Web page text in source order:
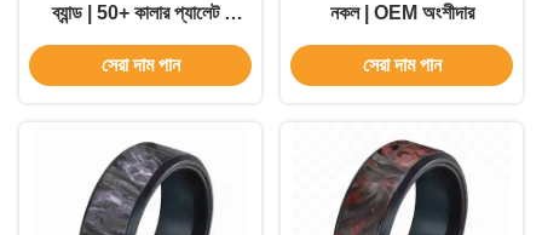
ব্যান্ড | 50+ কালার প্যালেট |
পাইকারি
সেরা দাম পান
নকল | OEM অংশীদার
সেরা দাম পান